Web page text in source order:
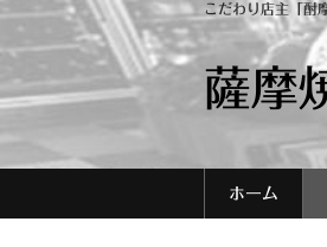
こだわり店主「酎
薩摩
ホーム